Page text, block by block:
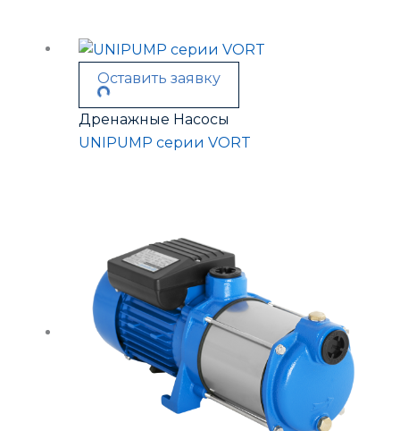
Оставить заявку
Дренажные Насосы
UNIPUMP серии VORT